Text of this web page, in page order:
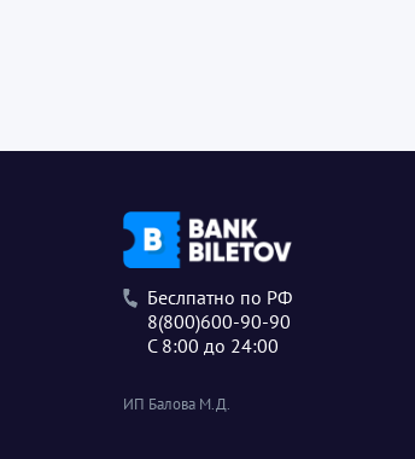
Беслпатно по РФ
8(800)600-90-90
С 8:00 до 24:00
ИП Балова М.Д.